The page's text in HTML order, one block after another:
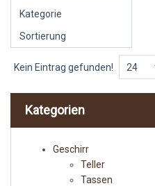
Kategorie
Sortierung
Kein Eintrag gefunden!
Kategorien
Geschirr
Teller
Tassen